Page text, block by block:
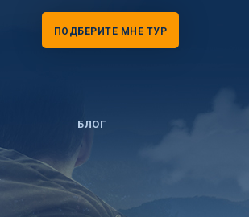
ПОДБЕРИТЕ МНЕ ТУР
БЛОГ